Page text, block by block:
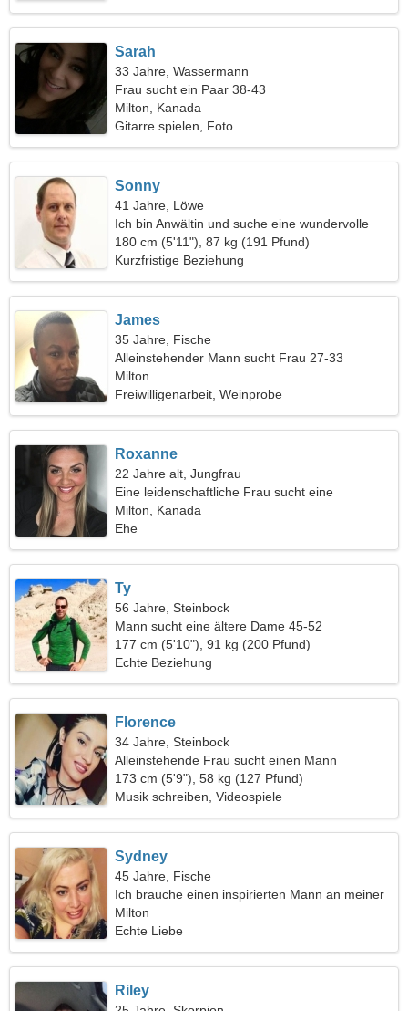
Sarah
33 Jahre, Wassermann
Frau sucht ein Paar 38-43
Milton, Kanada
Gitarre spielen, Foto
Sonny
41 Jahre, Löwe
Ich bin Anwältin und suche eine wundervolle
Frau
180 cm (5'11"), 87 kg (191 Pfund)
Kurzfristige Beziehung
James
35 Jahre, Fische
Alleinstehender Mann sucht Frau 27-33
Milton
Freiwilligenarbeit, Weinprobe
Roxanne
22 Jahre alt, Jungfrau
Eine leidenschaftliche Frau sucht eine
leidenschaftliche Beziehung
Milton, Kanada
Ehe
Ty
56 Jahre, Steinbock
Mann sucht eine ältere Dame 45-52
177 cm (5'10"), 91 kg (200 Pfund)
Echte Beziehung
Florence
34 Jahre, Steinbock
Alleinstehende Frau sucht einen Mann
173 cm (5'9"), 58 kg (127 Pfund)
Musik schreiben, Videospiele
Sydney
45 Jahre, Fische
Ich brauche einen inspirierten Mann an meiner
Seite
Milton
Echte Liebe
Riley